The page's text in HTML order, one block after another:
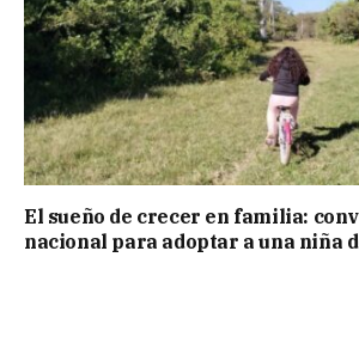
El sueño de crecer en familia:
nacional para adoptar a una niña